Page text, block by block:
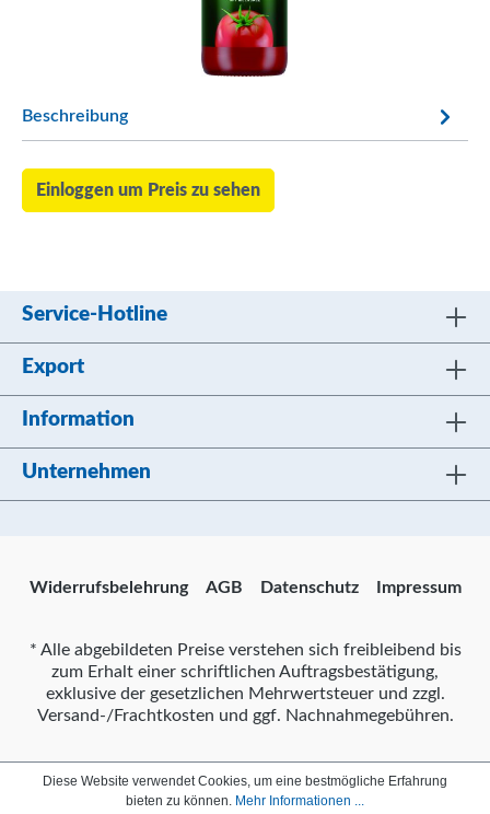
Beschreibung
Einloggen um Preis zu sehen
Service-Hotline
Export
Information
Unternehmen
Widerrufsbelehrung AGB Datenschutz Impressum
* Alle abgebildeten Preise verstehen sich freibleibend bis
zum Erhalt einer schriftlichen Auftragsbestätigung,
exklusive der gesetzlichen Mehrwertsteuer und zzgl.
Versand-/Frachtkosten und ggf. Nachnahmegebühren.
Diese Website verwendet Cookies, um eine bestmögliche Erfahrung
bieten zu können. Mehr Informationen ...